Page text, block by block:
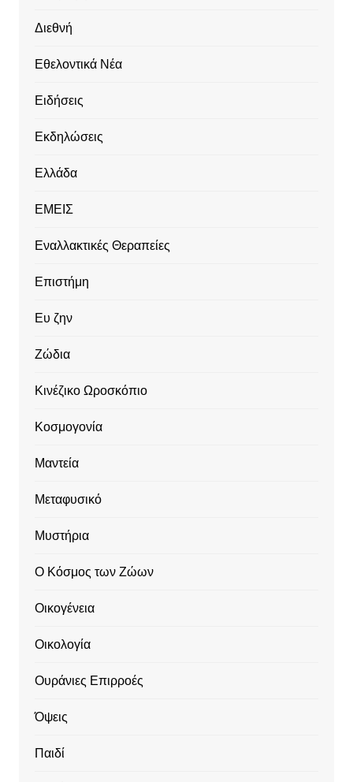
Διεθνή
Εθελοντικά Νέα
Ειδήσεις
Εκδηλώσεις
Ελλάδα
ΕΜΕΙΣ
Εναλλακτικές Θεραπείες
Επιστήμη
Ευ ζην
Ζώδια
Κινέζικο Ωροσκόπιο
Κοσμογονία
Μαντεία
Μεταφυσικό
Μυστήρια
Ο Κόσμος των Ζώων
Οικογένεια
Οικολογία
Ουράνιες Επιρροές
Όψεις
Παιδί